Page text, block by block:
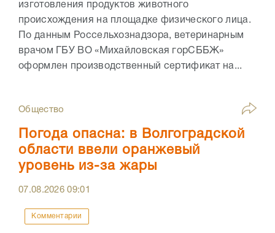
изготовления продуктов животного
происхождения на площадке физического лица.
По данным Россельхознадзора, ветеринарным
врачом ГБУ ВО «Михайловская горСББЖ»
оформлен производственный сертификат на...
Общество
Погода опасна: в Волгоградской
области ввели оранжевый
уровень из-за жары
07.08.202609:01
Комментарии